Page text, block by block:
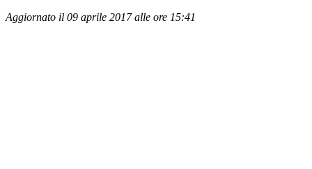
Aggiornato il 09 aprile 2017 alle ore 15:41